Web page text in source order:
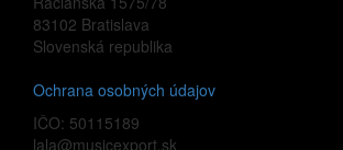
83102 Bratislava
Slovenská republika
Ochrana osobných údajov
IČO: 50115189
lala@musicexport.sk